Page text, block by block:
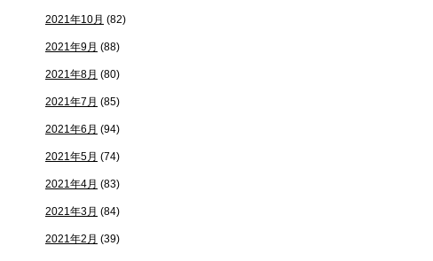
2021年10月 (82)
2021年9月 (88)
2021年8月 (80)
2021年7月 (85)
2021年6月 (94)
2021年5月 (74)
2021年4月 (83)
2021年3月 (84)
2021年2月 (39)